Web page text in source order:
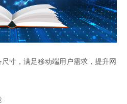
寸，满足移动端用户需求，提升网